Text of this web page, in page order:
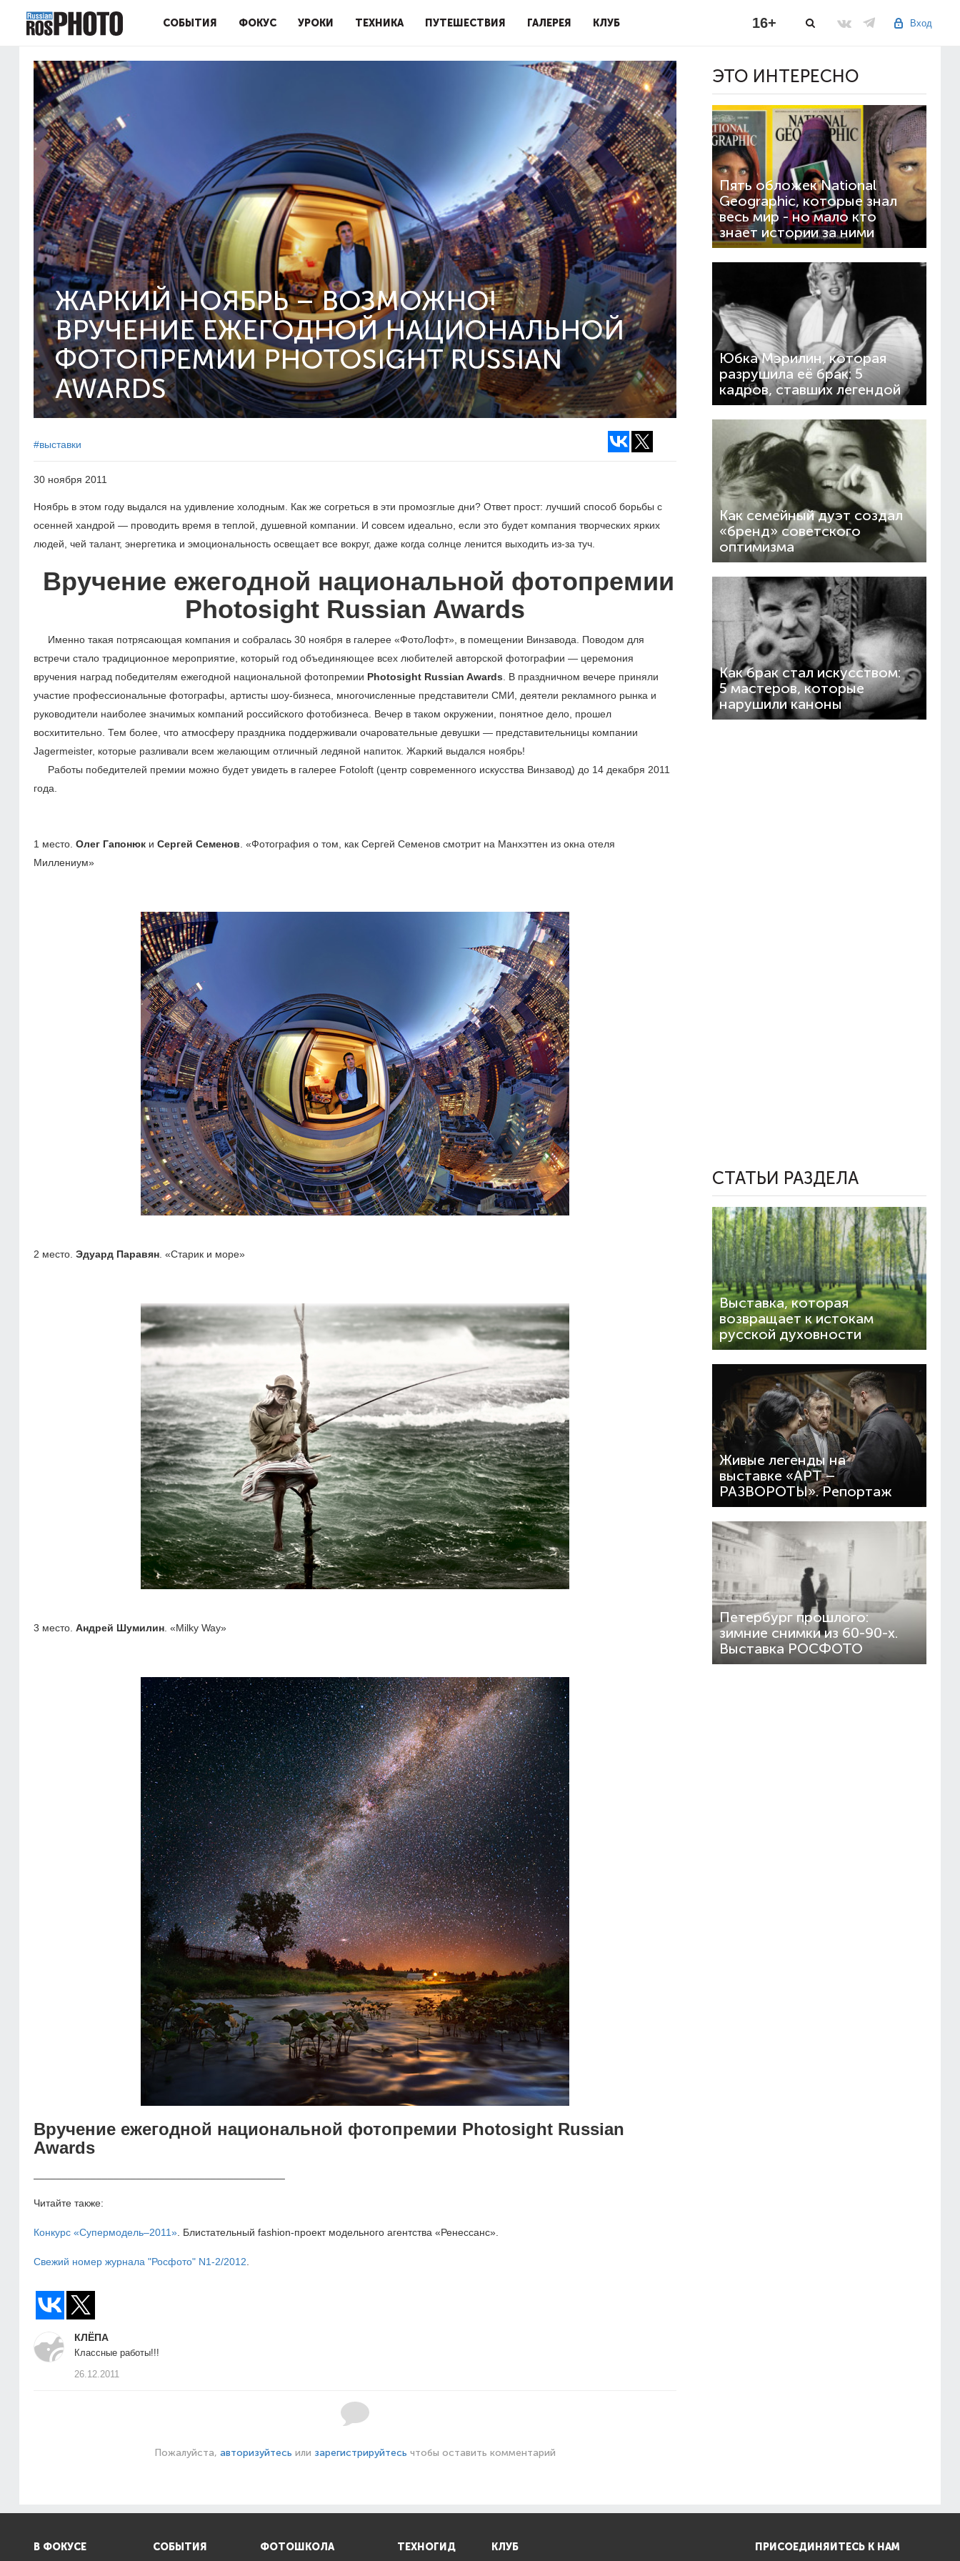
СОБЫТИЯ ФОКУС УРОКИ ТЕХНИКА ПУТЕШЕСТВИЯ ГАЛЕРЕЯ КЛУБ Вход
16+
ЖАРКИЙ НОЯБРЬ – ВОЗМОЖНО!
ВРУЧЕНИЕ ЕЖЕГОДНОЙ НАЦИОНАЛЬНОЙ
ФОТОПРЕМИИ PHOTOSIGHT RUSSIAN
AWARDS
#выставки
30 ноября 2011
Ноябрь в этом году выдался на удивление холодным. Как же согреться в эти промозглые дни? Ответ прост: лучший способ борьбы с
осенней хандрой — проводить время в теплой, душевной компании. И совсем идеально, если это будет компания творческих ярких
людей, чей талант, энергетика и эмоциональность освещает все вокруг, даже когда солнце ленится выходить из-за туч.
Вручение ежегодной национальной фотопремии
Photosight Russian Awards
Именно такая потрясающая компания и собралась 30 ноября в галерее «ФотоЛофт», в помещении Винзавода. Поводом для
встречи стало традиционное мероприятие, который год объединяющее всех любителей авторской фотографии — церемония
вручения наград победителям ежегодной национальной фотопремии Photosight Russian Awards . В праздничном вечере приняли
участие профессиональные фотографы, артисты шоу-бизнеса, многочисленные представители СМИ, деятели рекламного рынка и
руководители наиболее значимых компаний российского фотобизнеса. Вечер в таком окружении, понятное дело, прошел
восхитительно. Тем более, что атмосферу праздника поддерживали очаровательные девушки — представительницы компании
Jagermeister, которые разливали всем желающим отличный ледяной напиток. Жаркий выдался ноябрь!
Работы победителей премии можно будет увидеть в галерее Fotoloft (центр современного искусства Винзавод) до 14 декабря 2011
года.
1 место. Олег Гапонюк и Сергей Семенов . «Фотография о том, как Сергей Семенов смотрит на Манхэттен из окна отеля
Миллениум»
2 место. Эдуард Паравян . «Старик и море»
3 место. Андрей Шумилин . «Milky Way»
Вручение ежегодной национальной фотопремии Photosight Russian
Awards
Читайте также:
Конкурс «Супермодель–2011» . Блистательный fashion-проект модельного агентства «Ренессанс».
Свежий номер журнала "Росфото" N1-2/2012
КЛЁПА
Классные работы!!!
26.12.2011
Пожалуйста, авторизуйтесь или зарегистрируйтесь чтобы оставить комментарий
ЭТО ИНТЕРЕСНО
Пять обложек National
Geographic, которые знал
весь мир - но мало кто
знает истории за ними
Юбка Мэрилин, которая
разрушила её брак: 5
кадров, ставших легендой
Как семейный дуэт создал
«бренд» советского
оптимизма
Как брак стал искусством:
5 мастеров, которые
нарушили каноны
СТАТЬИ РАЗДЕЛА
Выставка, которая
возвращает к истокам
русской духовности
Живые легенды на
выставке «АРТ –
РАЗВОРОТЫ». Репортаж
Петербург прошлого:
зимние снимки из 60-90-х.
Выставка РОСФОТО
В ФОКУСЕ СОБЫТИЯ ФОТОШКОЛА ТЕХНОГИД КЛУБ ПРИСОЕДИНЯЙТЕСЬ К НАМ